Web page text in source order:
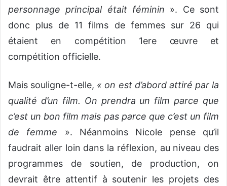
personnage principal était féminin ». Ce sont
donc plus de 11 films de femmes sur 26 qui
étaient en compétition 1ere œuvre et
compétition officielle.
Mais souligne-t-elle, « on est d’abord attiré par la
qualité d’un film. On prendra un film parce que
c’est un bon film mais pas parce que c’est un film
de femme ». Néanmoins Nicole pense qu’il
faudrait aller loin dans la réflexion, au niveau des
programmes de soutien, de production, on
devrait être attentif à soutenir les projets des